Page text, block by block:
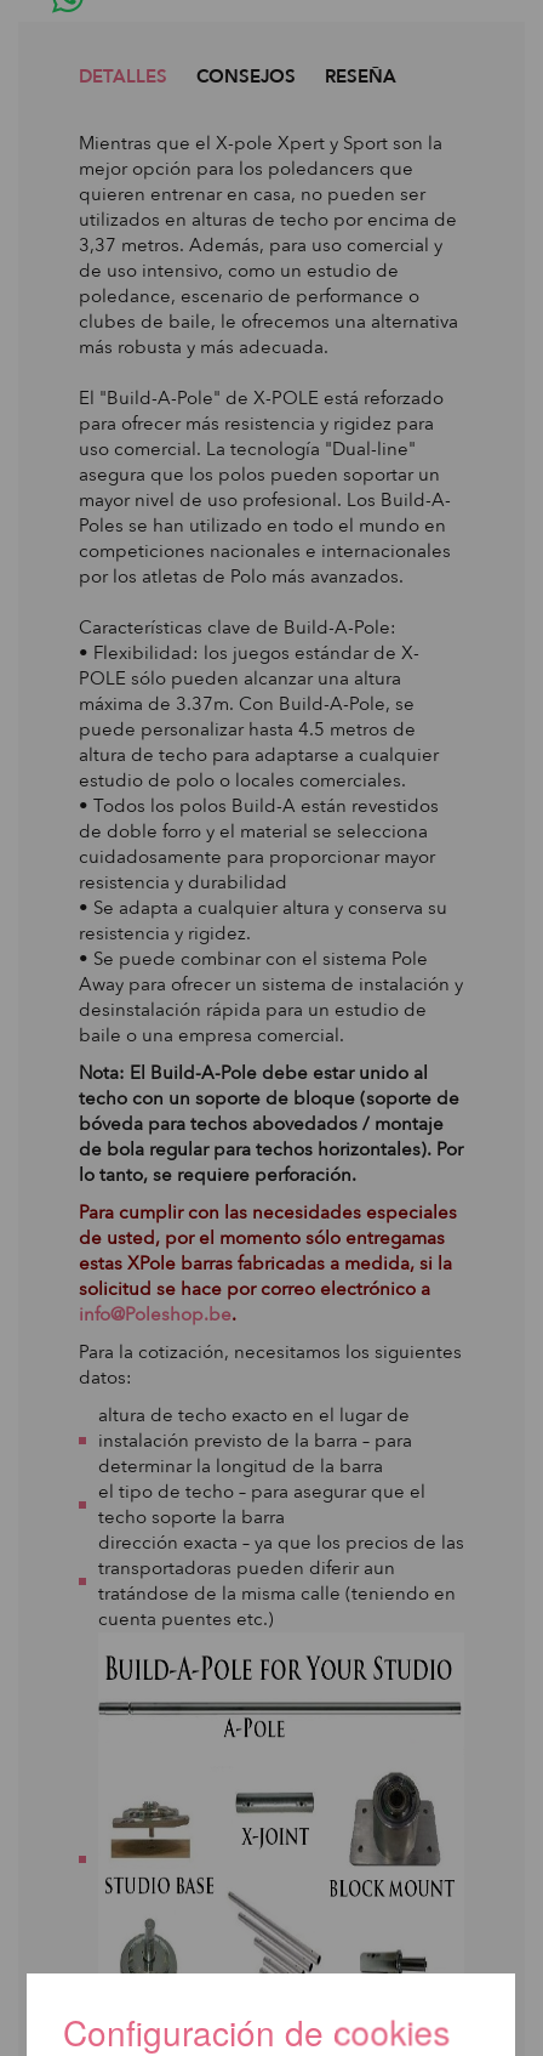
DETALLES CONSEJOS RESEÑA
Mientras que el X-pole Xpert y Sport son la
mejor opción para los poledancers que
quieren entrenar en casa, no pueden ser
utilizados en alturas de techo por encima de
3,37 metros. Además, para uso comercial y
de uso intensivo, como un estudio de
poledance, escenario de performance o
clubes de baile, le ofrecemos una alternativa
más robusta y más adecuada.
El "Build-A-Pole" de X-POLE está reforzado
para ofrecer más resistencia y rigidez para
uso comercial. La tecnología "Dual-line"
asegura que los polos pueden soportar un
mayor nivel de uso profesional. Los Build-A-
Poles se han utilizado en todo el mundo en
competiciones nacionales e internacionales
por los atletas de Polo más avanzados.
Características clave de Build-A-Pole:
• Flexibilidad: los juegos estándar de X-
POLE sólo pueden alcanzar una altura
máxima de 3.37m. Con Build-A-Pole, se
puede personalizar hasta 4.5 metros de
altura de techo para adaptarse a cualquier
estudio de polo o locales comerciales.
• Todos los polos Build-A están revestidos
de doble forro y el material se selecciona
cuidadosamente para proporcionar mayor
resistencia y durabilidad
• Se adapta a cualquier altura y conserva su
resistencia y rigidez.
• Se puede combinar con el sistema Pole
Away para ofrecer un sistema de instalación y
desinstalación rápida para un estudio de
baile o una empresa comercial.
Nota: El Build-A-Pole debe estar unido al
techo con un soporte de bloque (soporte de
bóveda para techos abovedados / montaje
de bola regular para techos horizontales). Por
lo tanto, se requiere perforación.
Para cumplir con las necesidades especiales
de usted, por el momento sólo entregamas
estas XPole barras fabricadas a medida, si la
solicitud se hace por correo electrónico a
info@Poleshop.be.
Para la cotización, necesitamos los siguientes
datos:
altura de techo exacto en el lugar de
instalación previsto de la barra – para
determinar la longitud de la barra
el tipo de techo – para asegurar que el
techo soporte la barra
dirección exacta – ya que los precios de las
transportadoras pueden diferir aun
tratándose de la misma calle (teniendo en
cuenta puentes etc.)
Configuración de cookies